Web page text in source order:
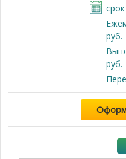
срок
руб.
руб.